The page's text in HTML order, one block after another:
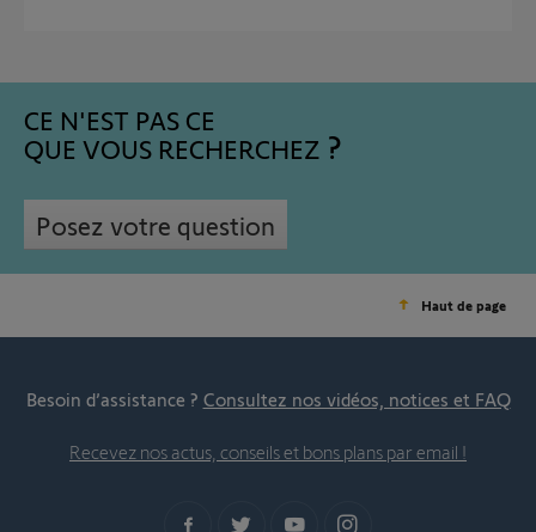
CE N'EST PAS CE
QUE VOUS RECHERCHEZ
Posez votre question
Haut de page
Besoin d’assistance ? Consultez nos vidéos, notices et FAQ
Recevez nos actus, conseils et bons plans par email !